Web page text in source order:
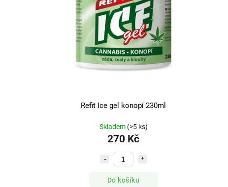
Refit Ice gel konopí 230ml
Skladem (>5 ks)
270 Kč
Do košíku